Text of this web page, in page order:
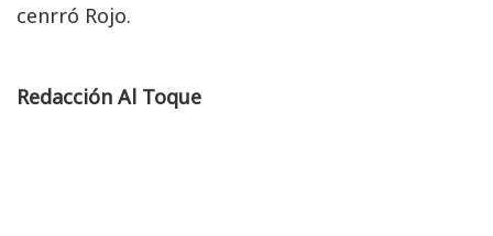
cenrró Rojo.
Redacción Al Toque